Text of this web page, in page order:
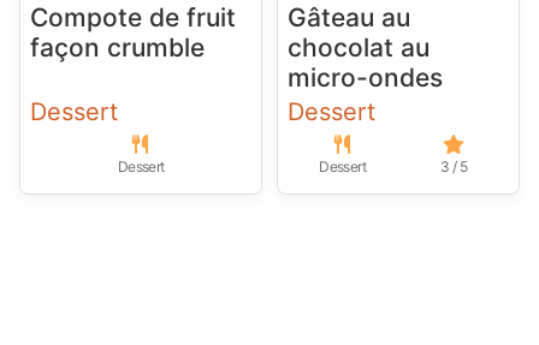
Compote de fruit
façon crumble
Dessert
Dessert
Gâteau au
chocolat au
micro-ondes
Dessert
Dessert 3 / 5